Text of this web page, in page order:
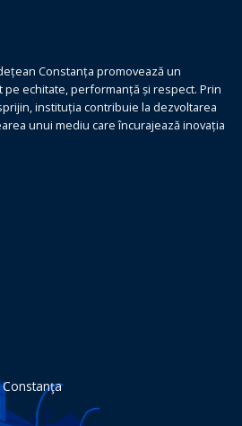
Constanța promovează un
pe echitate, performanță și respect. Prin
instituția contribuie la dezvoltarea
unui mediu care încurajează inovația
Constanţa